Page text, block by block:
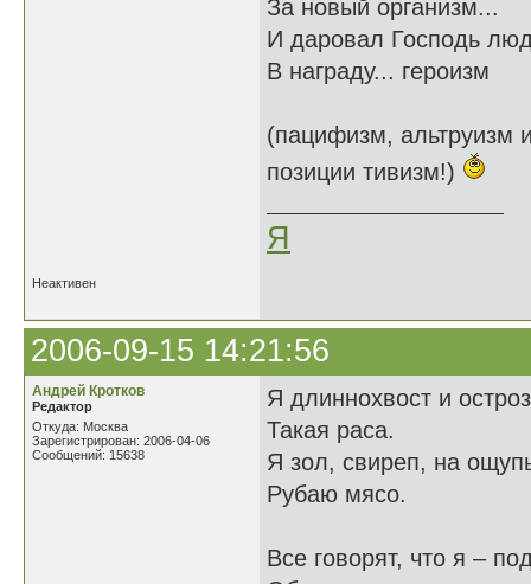
За новый организм...
И даровал Господь
В награду... героизм
(пацифизм, альтруизм
позиции тивизм!)
Я
Неактивен
2006-09-15 14:21:56
Андрей Кротков
Редактор
Откуда: Москва
Зарегистрирован: 2006-04-06
Сообщений: 15638
Я длиннохвост и
Такая раса.
Я зол, свиреп, на
Рубаю мясо.
Все говорят, что я –